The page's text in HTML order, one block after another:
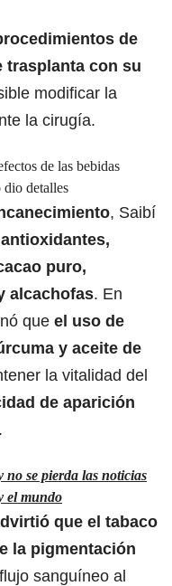
de
trasplanta con su
modificar la
la cirugía.​
de las bebidas
dio detalles
, Saibí
puro,
alcachofas. En
que el uso de
y aceite de
la vitalidad del
de aparición
.
no se pierda las noticias
el mundo
que el tabaco
la pigmentación
sanguíneo al